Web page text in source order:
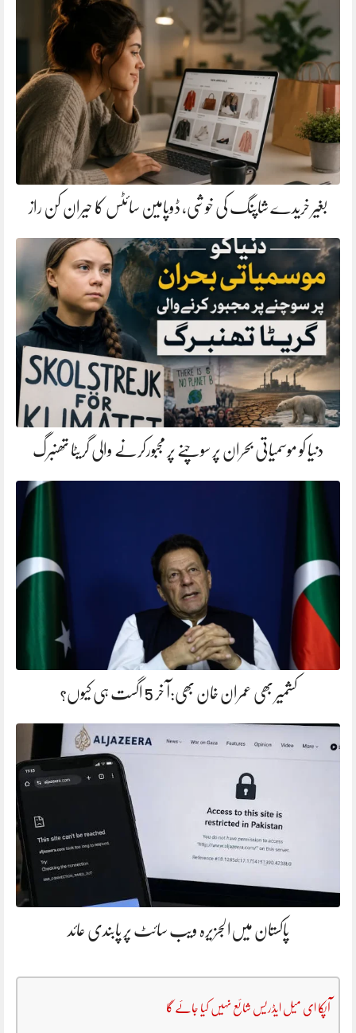
بغیر خریدے شاپنگ کی خوشی، ڈوپامین سائٹس کا حیران کن راز
دنیا کو موسمیاتی بحران پر سوچنے پر مجبورکرنے والی گریٹا تھنبرگ
کشمیر بھی عمران خان بھی:آ خر 5 اگست ہی کیوں؟
پاکستان میں‌الجزیرہ ویب سائٹ پر پابندی عائد
آپکا ای میل ایڈریس شائع نہیں کیا جائے گا